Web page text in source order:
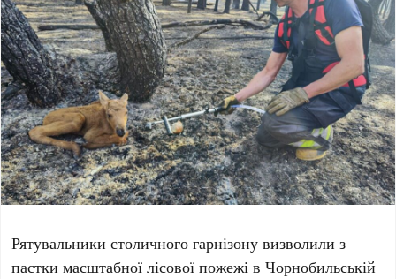
Рятувальникистоличного гарнізону визволили з
пастки масштабної лісової пожежі вЧорнобильській